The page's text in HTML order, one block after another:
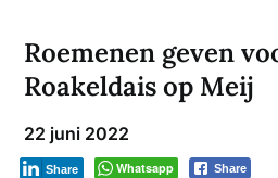
Roemenen geven
Roakeldais op Meij
22 juni 2022
Whatsapp Share
Share